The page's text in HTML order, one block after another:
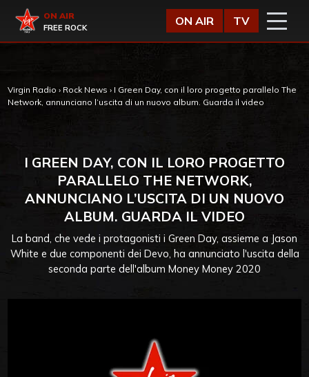
Virgin Radio
ON AIR
FREE ROCK
ON AIR TV
Virgin Radio › Rock News › I Green Day, con il loro progetto parallelo The
Network, annunciano l’uscita di un nuovo album. Guarda il video
I GREEN DAY, CON IL LORO PROGETTO
PARALLELO THE NETWORK,
ANNUNCIANO L’USCITA DI UN NUOVO
ALBUM. GUARDA IL VIDEO
La band, che vede i protagonisti i Green Day, assieme a Jason
White e due componenti dei Devo, ha annunciato l'uscita della
seconda parte dell'album Money Money 2020